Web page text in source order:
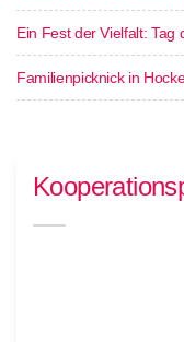
Ein Fest der Vielfalt:
Familienpicknick in